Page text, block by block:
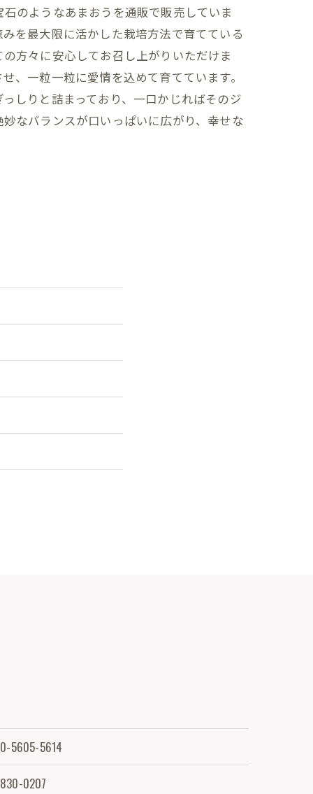
のようなあまおうを通販で販売していま
を最大限に活かした栽培方法で育てている
方々に安心してお召し上がりいただけま
、一粒一粒に愛情を込めて育てています。
しりと詰まっており、一口かじればそのジ
なバランスが口いっぱいに広がり、幸せな
5605-5614
0207